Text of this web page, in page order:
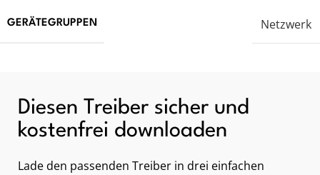
GERÄTEGRUPPEN Netzwerk
Diesen Treiber sicher und
kostenfrei downloaden
Lade den passenden Treiber in drei einfachen